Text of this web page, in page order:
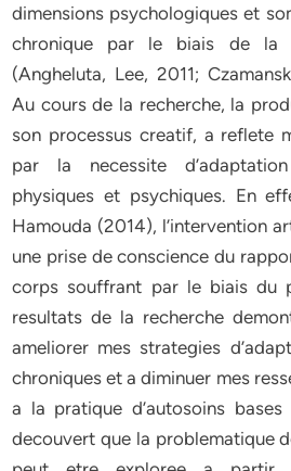
dimensions psychologiques et
chronique par le biais de la
(Angheluta, Lee, 2011;
Au cours de la recherche, la
son processus creatif, a reflete
par la necessite
physiques et psychiques. En
Hamouda (2014), l’intervention
une prise de conscience du
corps souffrant par le biais du
resultats de la recherche
ameliorer mes strategies
chroniques et a diminuer mes
a la pratique d’autosoins bases
decouvert que la problematique